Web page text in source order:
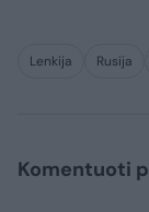
Lenkija Rusija
Komentuoti